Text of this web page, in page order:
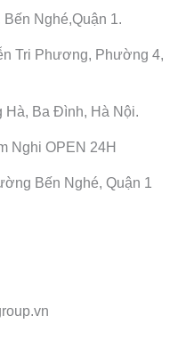
Nghé,Quận 1.
Tri Phương, Phường 4,
Hà, Ba Đình, Hà Nội.
Nghi OPEN 24H
Bến Nghé, Quận 1